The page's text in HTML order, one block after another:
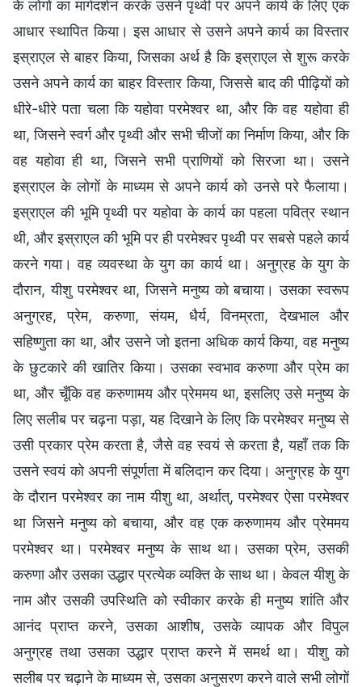
के लोगों का मार्गदर्शन करके उसने पृथ्वी पर अपने कार्य के लिए एक
आधार स्थापित किया। इस आधार से उसने अपने कार्य का विस्तार
इस्राएल से बाहर किया, जिसका अर्थ है कि इस्राएल से शुरू करके
उसने अपने कार्य का बाहर विस्तार किया, जिससे बाद की पीढ़ियों को
धीरे-धीरे पता चला कि यहोवा परमेश्वर था, और कि वह यहोवा ही
था, जिसने स्वर्ग और पृथ्वी और सभी चीजों का निर्माण किया, और कि
वह यहोवा ही था, जिसने सभी प्राणियों को सिरजा था। उसने
इस्राएल के लोगों के माध्यम से अपने कार्य को उनसे परे फैलाया।
इस्राएल की भूमि पृथ्वी पर यहोवा के कार्य का पहला पवित्र स्थान
थी, और इस्राएल की भूमि पर ही परमेश्वर पृथ्वी पर सबसे पहले कार्य
करने गया। वह व्यवस्था के युग का कार्य था। अनुग्रह के युग के
दौरान, यीशु परमेश्वर था, जिसने मनुष्य को बचाया। उसका स्वरूप
अनुग्रह, प्रेम, करुणा, संयम, धैर्य, विनम्रता, देखभाल और
सहिष्णुता का था, और उसने जो इतना अधिक कार्य किया, वह मनुष्य
के छुटकारे की खातिर किया। उसका स्वभाव करुणा और प्रेम का
था, और चूँकि वह करुणामय और प्रेममय था, इसलिए उसे मनुष्य के
लिए सलीब पर चढ़ना पड़ा, यह दिखाने के लिए कि परमेश्वर मनुष्य से
उसी प्रकार प्रेम करता है, जैसे वह स्वयं से करता है, यहाँ तक कि
उसने स्वयं को अपनी संपूर्णता में बलिदान कर दिया। अनुग्रह के युग
के दौरान परमेश्वर का नाम यीशु था, अर्थात्, परमेश्वर ऐसा परमेश्वर
था जिसने मनुष्य को बचाया, और वह एक करुणामय और प्रेममय
परमेश्वर था। परमेश्वर मनुष्य के साथ था। उसका प्रेम, उसकी
करुणा और उसका उद्धार प्रत्येक व्यक्ति के साथ था। केवल यीशु के
नाम और उसकी उपस्थिति को स्वीकार करके ही मनुष्य शांति और
आनंद प्राप्त करने, उसका आशीष, उसके व्यापक और विपुल
अनुग्रह तथा उसका उद्धार प्राप्त करने में समर्थ था। यीशु को
सलीब पर चढ़ाने के माध्यम से, उसका अनुसरण करने वाले सभी लोगों